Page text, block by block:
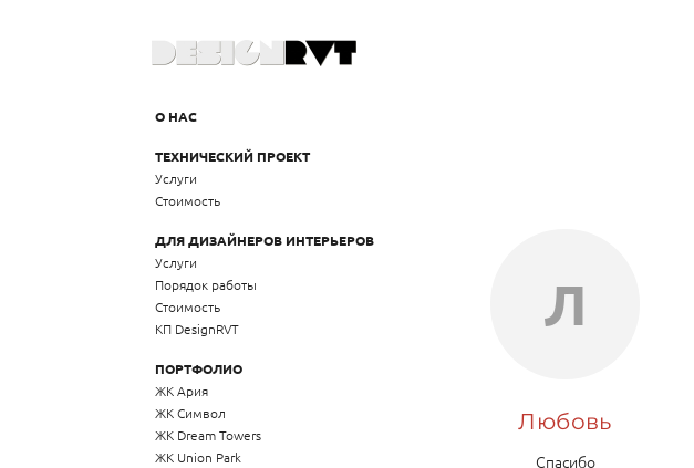
О НАС
ТЕХНИЧЕСКИЙ ПРОЕКТ
Услуги
Стоимость
ДЛЯ ДИЗАЙНЕРОВ ИНТЕРЬЕРОВ
Услуги
Порядок работы
Стоимость
КП DesignRVT
ПОРТФОЛИО
ЖК Ария
ЖК Символ
ЖК Dream Towers
ЖК Union Park
Л
Любовь
Спасибо